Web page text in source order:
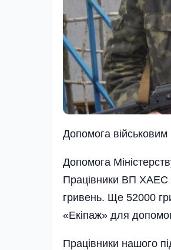
Допомога військовим
Допомога
Працівники ВП ХАЕС
гривень. Ще 52000
«Екіпаж» для
Працівники нашого